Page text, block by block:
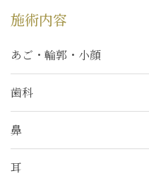
施術内容
あご・輪郭・小顔
歯科
鼻
耳